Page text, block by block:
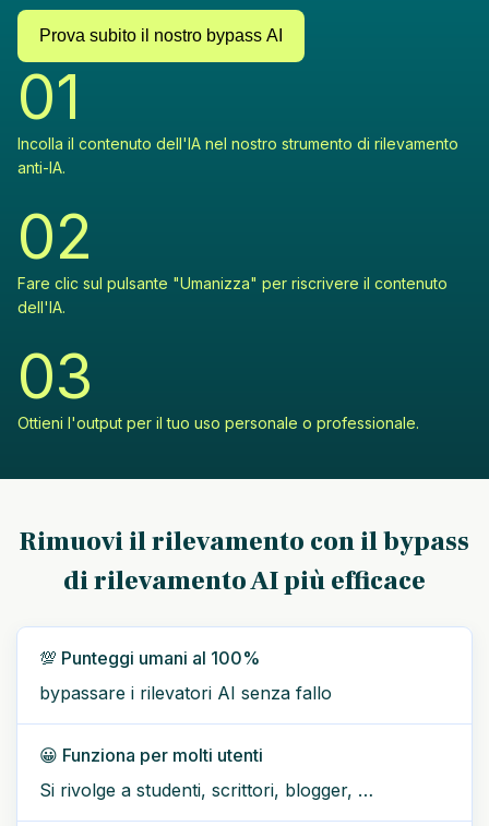
Prova subito il nostro bypass AI
01
Incolla il contenuto dell'IA nel nostro strumento di rilevamento
anti-IA.
02
Fare clic sul pulsante "Umanizza" per riscrivere il contenuto
dell'IA.
03
Ottieni l'output per il tuo uso personale o professionale.
Rimuovi il rilevamento con il bypass
di rilevamento AI più efficace
💯 Punteggi umani al 100%
bypassare i rilevatori AI senza fallo
😀 Funziona per molti utenti
Si rivolge a studenti, scrittori, blogger, …